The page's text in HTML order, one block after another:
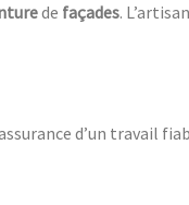
de façades.
d’un travail